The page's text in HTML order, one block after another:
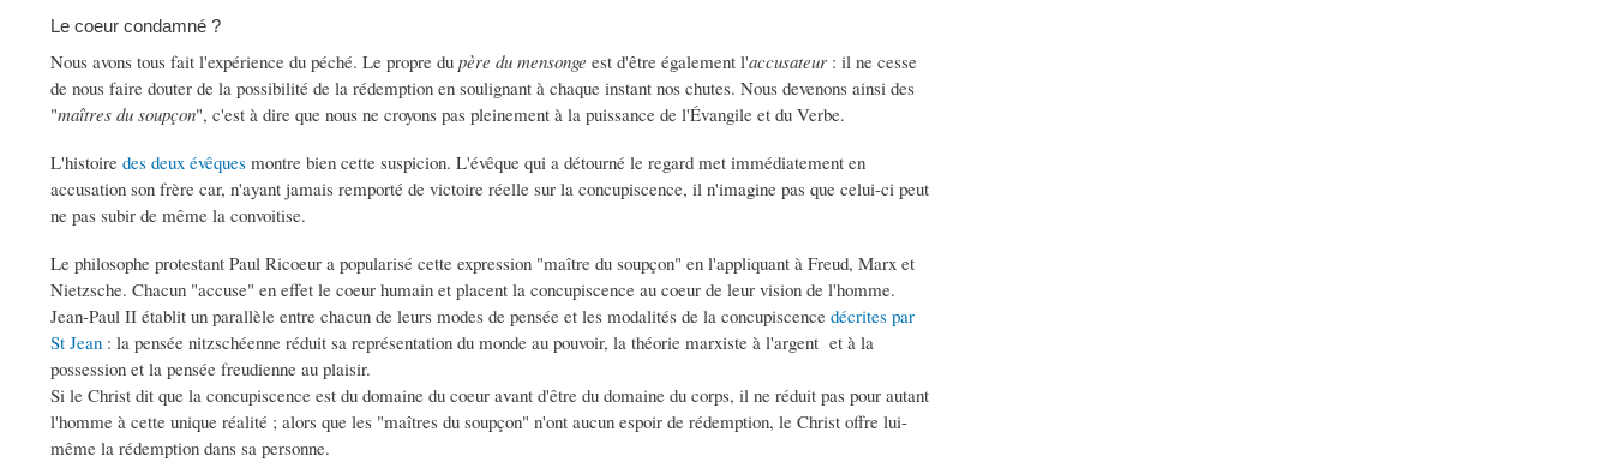
Le coeur condamné ?
Nous avons tous fait l'expérience du péché. Le propre du père du mensonge est d'être également l'accusateur : il ne cesse
de nous faire douter de la possibilité de la rédemption en soulignant à chaque instant nos chutes. Nous devenons ainsi des
"maîtres du soupçon", c'est à dire que nous ne croyons pas pleinement à la puissance de l'Évangile et du Verbe.
L'histoire des deux évêques montre bien cette suspicion. L'évêque qui a détourné le regard met immédiatement en
accusation son frère car, n'ayant jamais remporté de victoire réelle sur la concupiscence, il n'imagine pas que celui-ci peut
ne pas subir de même la convoitise.
Le philosophe protestant Paul Ricoeur a popularisé cette expression "maître du soupçon" en l'appliquant à Freud, Marx et
Nietzsche. Chacun "accuse" en effet le coeur humain et placent la concupiscence au coeur de leur vision de l'homme.
Jean-Paul II établit un parallèle entre chacun de leurs modes de pensée et les modalités de la concupiscence décrites par
St Jean : la pensée nitzschéenne réduit sa représentation du monde au pouvoir, la théorie marxiste à l'argent et à la
possession et la pensée freudienne au plaisir.
Si le Christ dit que la concupiscence est du domaine du coeur avant d'être du domaine du corps, il ne réduit pas pour autant
l'homme à cette unique réalité ; alors que les "maîtres du soupçon" n'ont aucun espoir de rédemption, le Christ offre lui-
même la rédemption dans sa personne.